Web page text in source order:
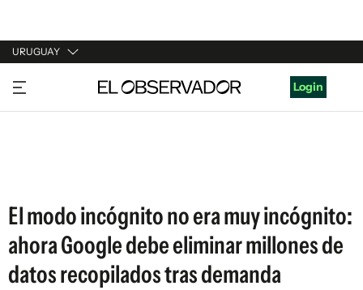
URUGUAY
URUGUAY
ARGENTINA
Login
El modo incógnito no era muy incógnito:
ahora Google debe eliminar millones de
datos recopilados tras demanda